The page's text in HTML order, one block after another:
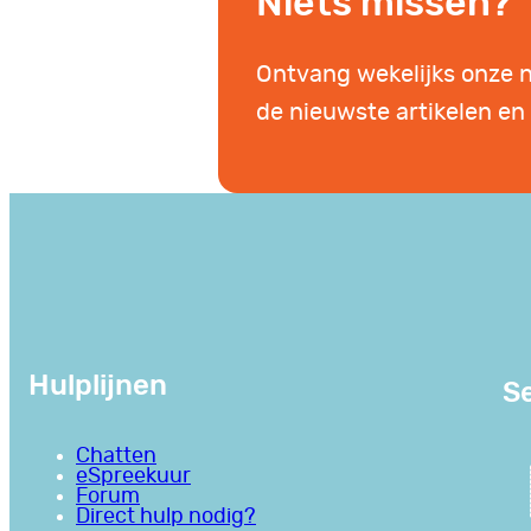
Ontvang wekelijks onze
de nieuwste artikelen en
Hulplijnen
Chatten
eSpreekuur
Forum
Direct hulp nodig?